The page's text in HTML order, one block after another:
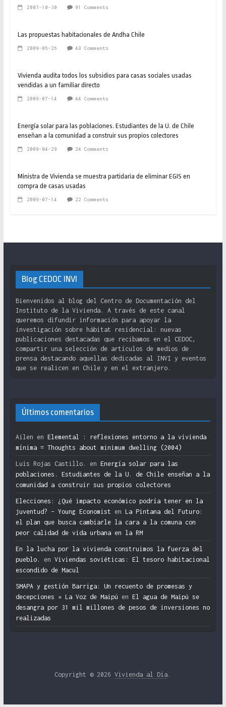
2007-10-30 91 Comments
Las propuestas habitacionales de Andha Chile
2009-06-26 48 Comments
Vivienda audita todos los subsidios para casas sociales usadas
vendidas a un familiar directo
2009-07-14 44 Comments
Energía solar para las poblaciones. Estudiantes de la U. de Chile
enseñan a la comunidad a construir sus propios colectores
2009-04-29 24 Comments
Ministra de Vivienda se muestra partidaria de eliminar EGIS en
compra de casas usadas
2009-07-14 22 Comments
Blog CEDOC INVI
Bienvenidos al blog del Centro de Documentación del
Instituto de la Vivienda. A través de este canal
queremos difundir información para apoyar la
investigación sobre hábitat residencial: nuevas
publicaciones destacadas que recibamos en el CEDOC,
compartir una selección de artículos de medios de
prensa destacando aquellas dedicadas al INVI y eventos
que se realicen en Chile y en el extranjero.
Últimos comentarios
Ailen en Elemental : reflexiones entorno a la vivienda
mínima = Thoughts about minimum dwelling (2004)
Luis Rojas Castillo. en Energía solar para las
poblaciones. Estudiantes de la U. de Chile enseñan a la
comunidad a construir sus propios colectores
Elecciones: ¿Qué impacto económico podría tener en la
juventud? – Young Economist en La Pintana del Futuro:
el plan que busca cambiarle la cara a la comuna con
peor calidad de vida urbana en la RM
En la lucha por la vivienda construimos la fuerza del
pueblo.
en Viviendas soviéticas: El tesoro habitacional
escondido de Macul
SMAPA y gestión Barriga: Un recuento de promesas y
decepciones » La Voz de Maipú en El agua de Maipú se
desangra por 31 mil millones de pesos de inversiones no
realizadas
Copyright © 2026Vivienda al Día .